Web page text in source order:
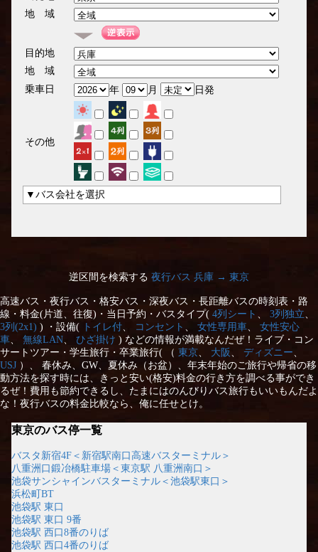
地 域
目的地
地 域
乗車日
年 月 日発
その他
▼バス会社を選択
逆区間を検索する 夜行バス 兵庫 → 東京
高速バス・夜行バス・格安バス・深夜バス・長距離バスの時刻表・路
線・料金(片道、往復)・当日予約・バスタイプ( 4列シート 、 3列独立、
3列(2x1) ) ・設備( トイレ付、 コンセント 、 女性専用車、 女性安心
車、 無線LAN、 ひざ掛け ) などの情報が満載なんだぜ！ライブ・コン
サートツアー・学生旅行・卒業旅行( （ 東京、 大阪 、 ディズニー、
USJ ）、 春休み、GW、夏休み（お盆）、年末年始のご旅行や帰省の移
動方法を探す時には、きっと安い(格安)料金の行き方を調べる事ができ
るぜ！費用も節約できるし、たまにはのんびりバス旅行もいいもんだよ
な！夜行バスの料金比較なら、俺に任せとけ。
東京のバス停一覧
バスタ新宿4F＜新宿駅南口高速バスターミナル＞
八重洲口鍛冶橋駐車場＜東京駅 八重洲南口＞
池袋サンシャインバスターミナル＜池袋駅東口＞
浜松町BT
池袋駅 東口
池袋駅 東口 9番
池袋駅 西口8番のりば
池袋駅 西口4番のりば